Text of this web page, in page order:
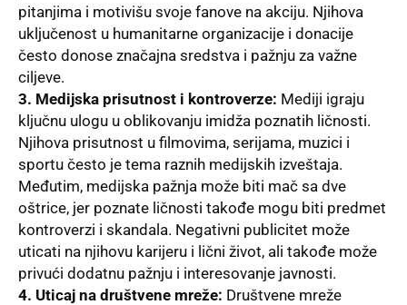
pitanjima i motivišu svoje fanove na akciju. Njihova
uključenost u humanitarne organizacije i donacije
često donose značajna sredstva i pažnju za važne
ciljeve.
3. Medijska prisutnost i kontroverze: Mediji igraju
ključnu ulogu u oblikovanju imidža poznatih ličnosti.
Njihova prisutnost u filmovima, serijama, muzici i
sportu često je tema raznih medijskih izveštaja.
Međutim, medijska pažnja može biti mač sa dve
oštrice, jer poznate ličnosti takođe mogu biti predmet
kontroverzi i skandala. Negativni publicitet može
uticati na njihovu karijeru i lični život, ali takođe može
privući dodatnu pažnju i interesovanje javnosti.
4. Uticaj na društvene mreže: Društvene mreže